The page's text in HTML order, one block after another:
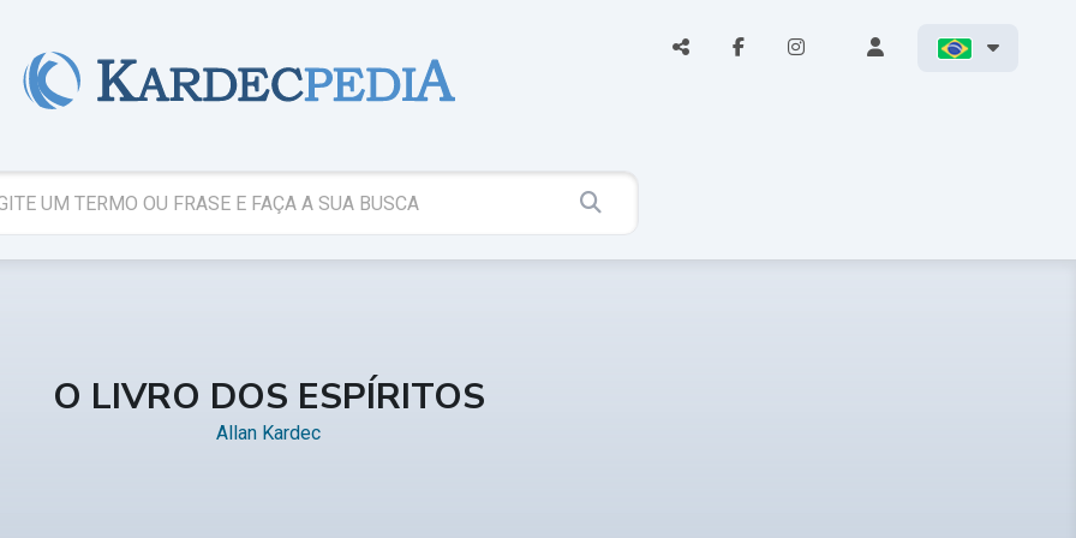
O LIVRO DOS ESPÍRITOS
Allan Kardec